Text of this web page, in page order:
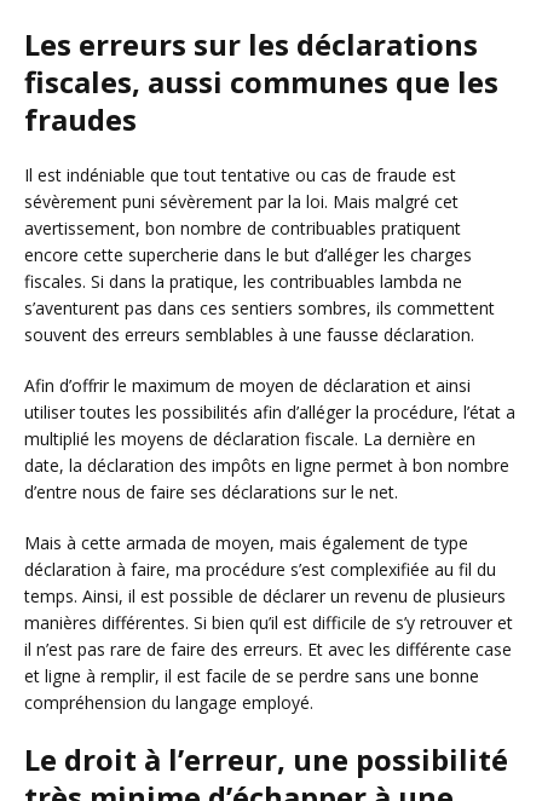
Les erreurs sur les déclarations
fiscales, aussi communes que les
fraudes
Il est indéniable que tout tentative ou cas de fraude est
sévèrement puni sévèrement par la loi. Mais malgré cet
avertissement, bon nombre de contribuables pratiquent
encore cette supercherie dans le but d’alléger les charges
fiscales. Si dans la pratique, les contribuables lambda ne
s’aventurent pas dans ces sentiers sombres, ils commettent
souvent des erreurs semblables à une fausse déclaration.
Afin d’offrir le maximum de moyen de déclaration et ainsi
utiliser toutes les possibilités afin d’alléger la procédure, l’état a
multiplié les moyens de déclaration fiscale. La dernière en
date, la déclaration des impôts en ligne permet à bon nombre
d’entre nous de faire ses déclarations sur le net.
Mais à cette armada de moyen, mais également de type
déclaration à faire, ma procédure s’est complexifiée au fil du
temps. Ainsi, il est possible de déclarer un revenu de plusieurs
manières différentes. Si bien qu’il est difficile de s’y retrouver et
il n’est pas rare de faire des erreurs. Et avec les différente case
et ligne à remplir, il est facile de se perdre sans une bonne
compréhension du langage employé.
Le droit à l’erreur, une possibilité